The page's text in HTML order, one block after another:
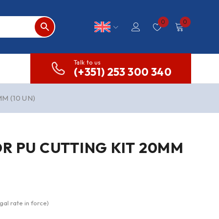
0 0
Talk to us
(+351) 253 300 340
(10 UN)
PU CUTTING KIT 20MM
rate in force)